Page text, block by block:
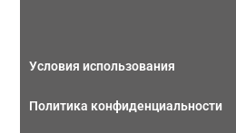
Условия использования
Политика конфиденциальности